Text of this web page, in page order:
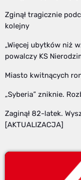
Zginął tragicznie
kolejny
„Więcej ubytków niż
powalczy KS
Miasto kwitnących
„Syberia” zniknie.
Zaginął 82-latek.
[AKTUALIZACJA]